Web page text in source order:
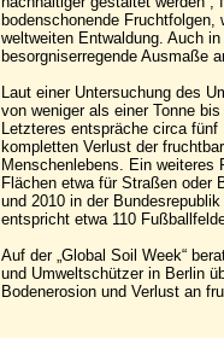
bodenschonende Fruchtfolgen,
weltweiten Entwaldung. Auch
besorgniserregende Ausmaße
Laut einer Untersuchung des
von weniger als einer Tonne
Letzteres entspräche circa
kompletten Verlust der
Menschenlebens. Ein weiteres
Flächen etwa für Straßen oder
und 2010 in der
entspricht etwa 110
Auf der „Global Soil Week“
und Umweltschützer in Berlin
Bodenerosion und Verlust an